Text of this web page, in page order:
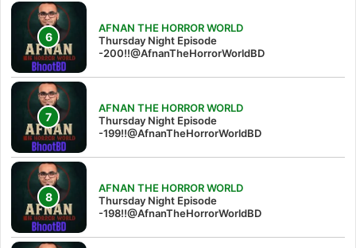
AFNAN THE HORROR WORLD
Thursday Night Episode
-200!!@AfnanTheHorrorWorldBD
AFNAN THE HORROR WORLD
Thursday Night Episode
-199!!@AfnanTheHorrorWorldBD
AFNAN THE HORROR WORLD
Thursday Night Episode
-198!!@AfnanTheHorrorWorldBD